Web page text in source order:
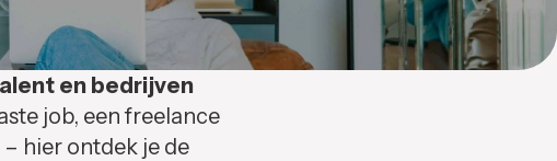
en bedrijven
job, een freelance
hier ontdek je de